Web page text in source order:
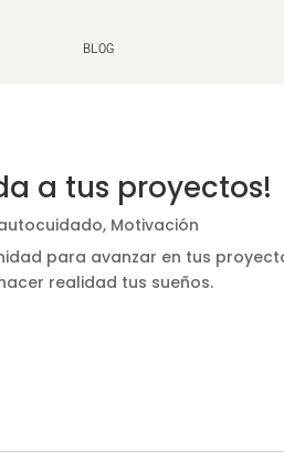
BLOG
a tus proyectos!
, Motivación
para avanzar en tus
realidad tus sueños.